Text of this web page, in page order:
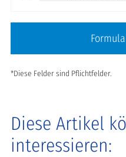
*Diese Felder sind Pflichtfelder.
Diese Artikel
interessieren: